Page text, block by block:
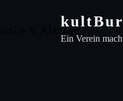
Ein Verein